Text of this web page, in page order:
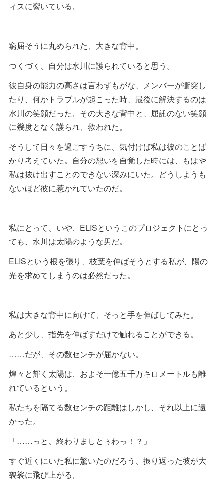
ィスに響いている。
窮屈そうに丸められた、大きな背中。
つくづく、自分は水川に護られていると思う。
彼自身の能力の高さは言わずもがな、メンバーが衝突し
たり、何かトラブルが起こった時、最後に解決するのは
水川の笑顔だった。その大きな背中と、屈託のない笑顔
に幾度となく護られ、救われた。
そうして日々を過ごすうちに、気付けば私は彼のことば
かり考えていた。自分の想いを自覚した時には、もはや
私は抜け出すことのできない深みにいた。どうしようも
ないほど彼に惹かれていたのだ。
私にとって、いや、ELISというこのプロジェクトにとっ
ても、水川は太陽のような男だ。
ELISという根を張り、枝葉を伸ばそうとする私が、陽の
光を求めてしまうのは必然だった。
私は大きな背中に向けて、そっと手を伸ばしてみた。
あと少し、指先を伸ばすだけで触れることができる。
……だが、その数センチが届かない。
煌々と輝く太陽は、およそ一億五千万キロメートルも離
れているという。
私たちを隔てる数センチの距離はしかし、それ以上に遠
かった。
「……っと、終わりましとぅわっ！？」
すぐ近くにいた私に驚いたのだろう、振り返った彼が大
袈裟に飛び上がる。